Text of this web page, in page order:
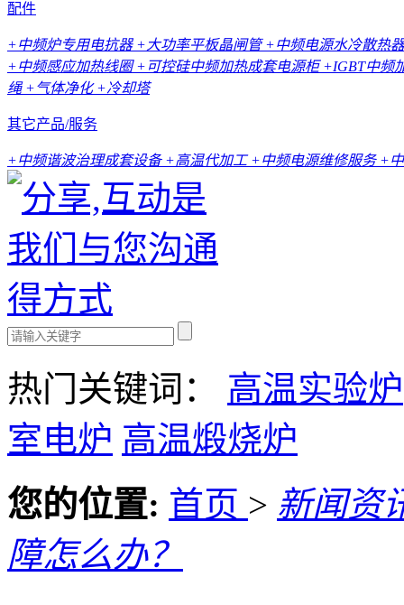
配件
+中频炉专用电抗器 +大功率平板晶闸管+中频电源水冷散热
+中频感应加热线圈+可控硅中频加热成套电源柜+IGBT中频
绳 +气体净化+冷却塔
其它产品/服务
+中频谐波治理成套设备 +高温代加工+中频电源维修服务 +
热门关键词： 高温实验炉
室电炉 高温煅烧炉
您的位置: 首页 > 新闻资
障怎么办？